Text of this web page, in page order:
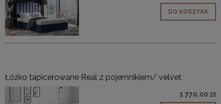
DO KOSZYKA
Łóżko tapicerowane Real z pojemnikiem/ velvet
1 770,00 zł